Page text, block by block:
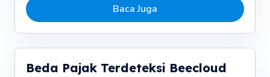
Baca Juga
Beda Pajak Terdeteksi Beecloud